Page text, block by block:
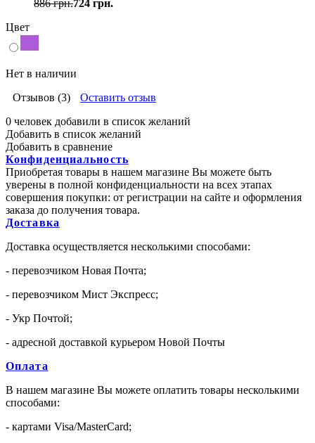
886 грн.724 грн.
Цвет
Нет в наличии
Отзывов (3)
Оставить отзыв
0 человек добавили в список желаний
Добавить в список желаний
Добавить в сравнение
Конфиденциальность
Приобретая товары в нашем магазине Вы можете быть
уверены в полной конфиденциальности на всех этапах
совершения покупки: от регистрации на сайте и оформления
заказа до получения товара.
Доставка
Доставка осуществляется несколькими способами:
- перевозчиком Новая Почта;
- перевозчиком Мист Экспресс;
- Укр Почтой;
- адресной доставкой курьером Новой Почты
Оплата
В нашем магазине Вы можете оплатить товары несколькими
способами:
- картами Visa/MasterCard;